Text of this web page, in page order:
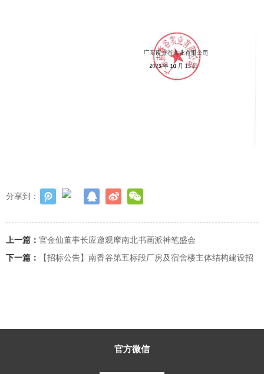
分享到：
上一篇： 官金仙董事长应邀观摩南北书画派神笔盛会
下一篇：
【招标公告】南香谷第五标段厂房及宿舍楼主体结构建设招
官方微信